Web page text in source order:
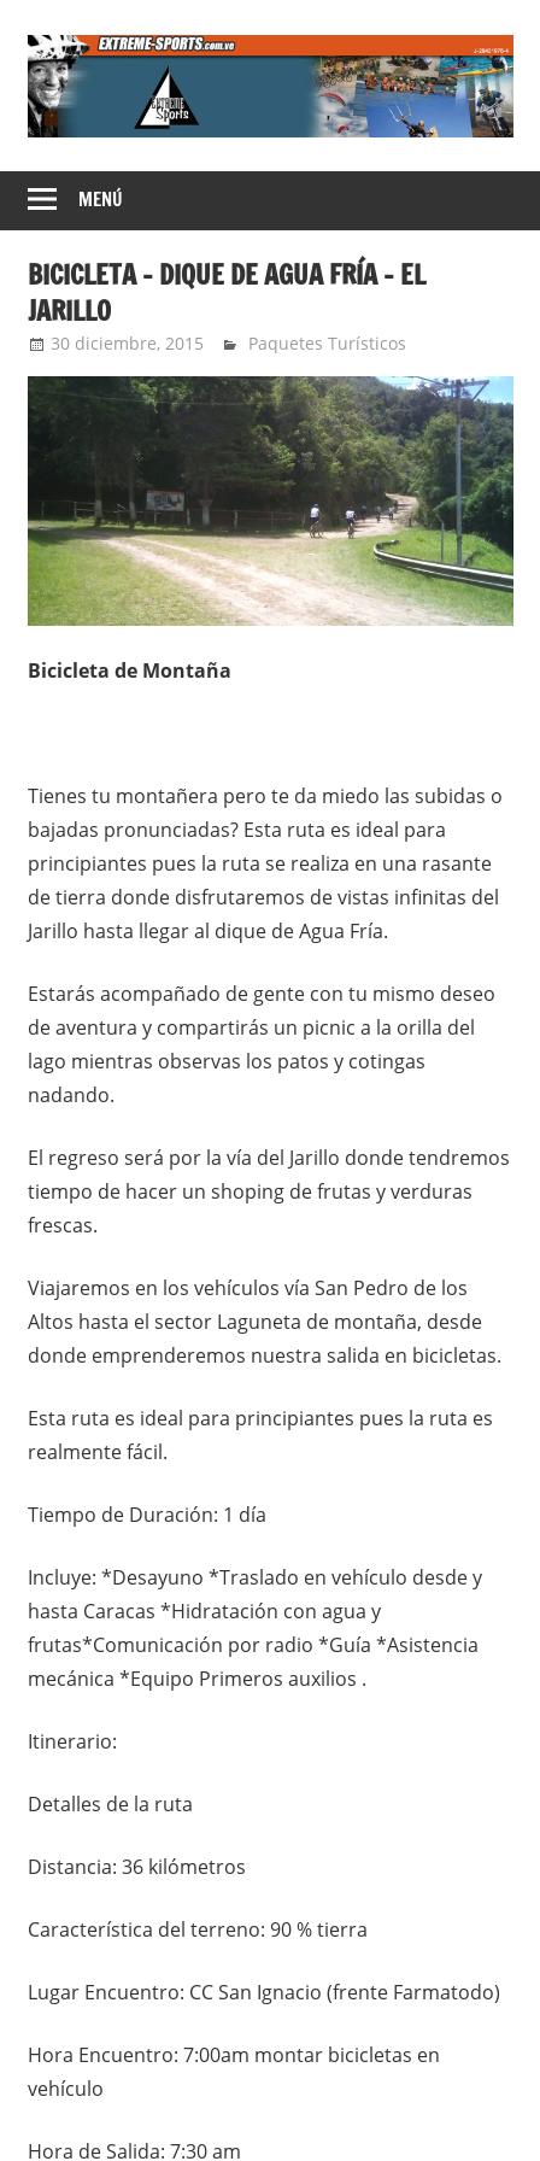
contenido
Extreme
Sports
MENÚ
BICICLETA – DIQUE DE AGUA FRÍA – EL
JARILLO
30 diciembre, 2015 Extreme Sports
Paquetes Turísticos
Bicicleta de Montaña
Tienes tu montañera pero te da miedo las subidas o
bajadas pronunciadas? Esta ruta es ideal para
principiantes pues la ruta se realiza en una rasante
de tierra donde disfrutaremos de vistas infinitas del
Jarillo hasta llegar al dique de Agua Fría.
Estarás acompañado de gente con tu mismo deseo
de aventura y compartirás un picnic a la orilla del
lago mientras observas los patos y cotingas
nadando.
El regreso será por la vía del Jarillo donde tendremos
tiempo de hacer un shoping de frutas y verduras
frescas.
Viajaremos en los vehículos vía San Pedro de los
Altos hasta el sector Laguneta de montaña, desde
donde emprenderemos nuestra salida en bicicletas.
Esta ruta es ideal para principiantes pues la ruta es
realmente fácil.
Tiempo de Duración: 1 día
Incluye: *Desayuno *Traslado en vehículo desde y
hasta Caracas *Hidratación con agua y
frutas*Comunicación por radio *Guía *Asistencia
mecánica *Equipo Primeros auxilios .
Itinerario:
Detalles de la ruta
Distancia: 36 kilómetros
Característica del terreno: 90 % tierra
Lugar Encuentro: CC San Ignacio (frente Farmatodo)
Hora Encuentro: 7:00am montar bicicletas en
vehículo
Hora de Salida: 7:30 am